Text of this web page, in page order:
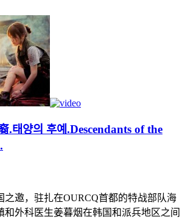
태양의 후예.Descendants of the
之邀，驻扎在OURCQ首都的特战部队海
和外科医生姜暮烟在韩国和派兵地区之间